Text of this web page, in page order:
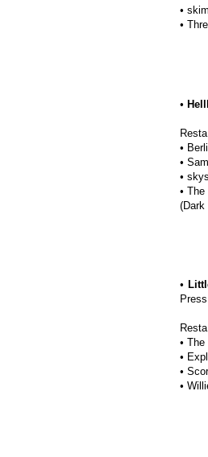
•
•
•
•
•
•
•
(Dark
•
•
•
•
•